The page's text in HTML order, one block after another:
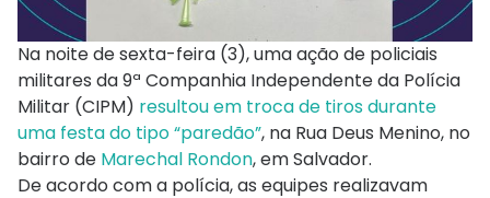
Na noite de sexta-feira (3), uma ação de policiais
militares da 9ª Companhia Independente da Polícia
Militar (CIPM) resultou em troca de tiros durante
uma festa do tipo “paredão”, na Rua Deus Menino, no
bairro de Marechal Rondon, em Salvador.
De acordo com a polícia, as equipes realizavam